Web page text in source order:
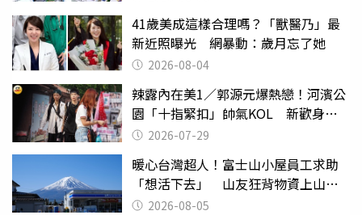
41歲美成這樣合理嗎？「獸醫乃」最
新近照曝光 網暴動：歲月忘了她
2026-08-04
辣露內在美1／郭源元爆熱戀！河濱公
園「十指緊扣」帥氣KOL 新歡身份
曝光2026-07-29
暖心台灣超人！富士山小屋員工求助
「想活下去」 山友狂背物資上山：
台灣真的是寶島
2026-08-05